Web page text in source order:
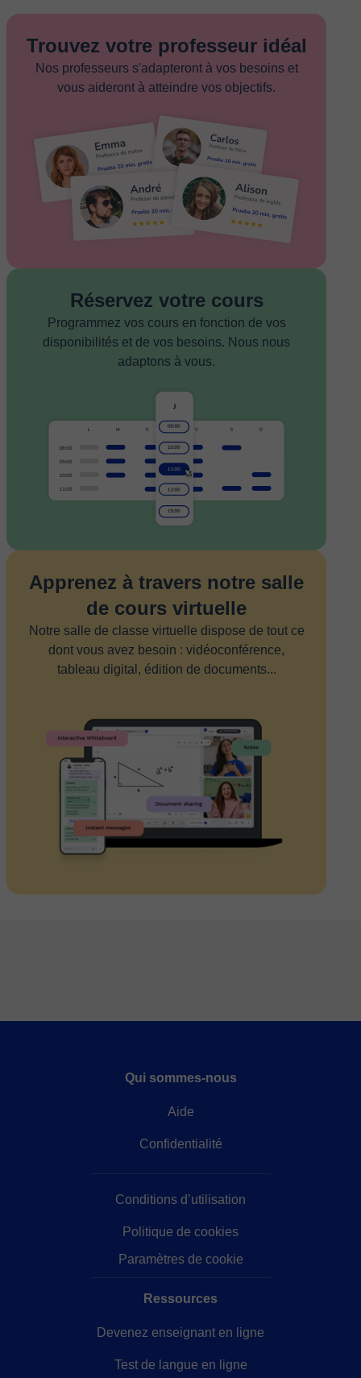
Trouvez votre professeur idéal
Nos professeurs s'adapteront à vos besoins et
vous aideront à atteindre vos objectifs.
Réservez votre cours
Programmez vos cours en fonction de vos
disponibilités et de vos besoins. Nous nous
adaptons à vous.
Apprenez à travers notre salle
de cours virtuelle
Notre salle de classe virtuelle dispose de tout ce
dont vous avez besoin : vidéoconférence,
tableau digital, édition de documents...
Qui sommes-nous
Aide
Confidentialité
Conditions d’utilisation
Politique de cookies
Paramètres de cookie
Ressources
Devenez enseignant en ligne
Test de langue en ligne